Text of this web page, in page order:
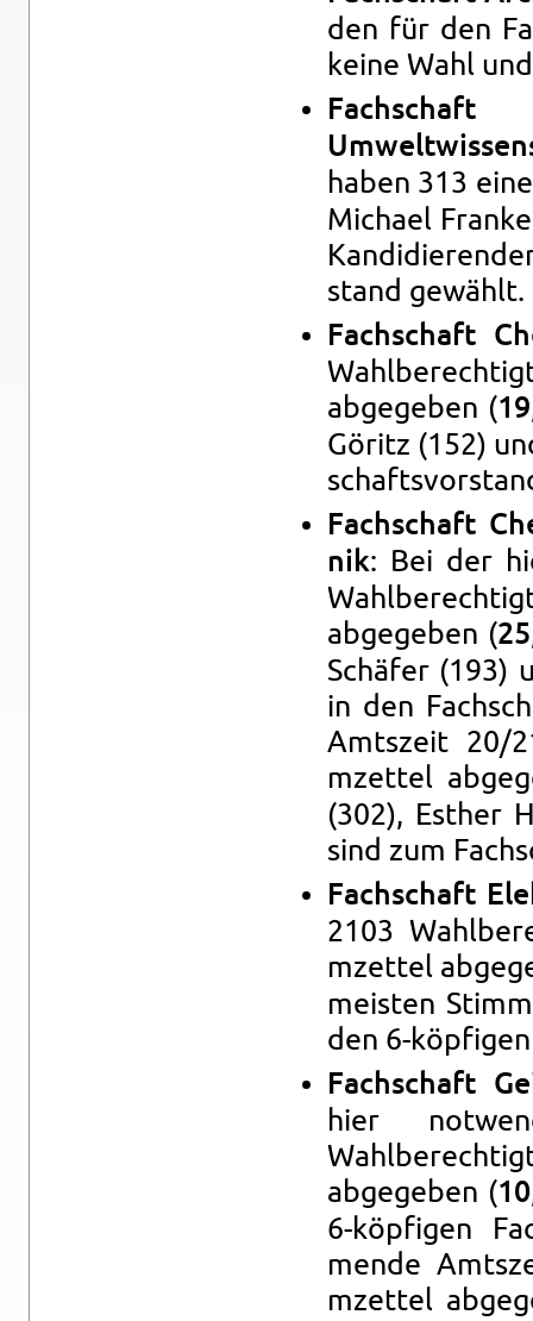
den für den
keine Wahl
haben 313
Michael
stand gewählt.
Fach­schaft
abgegeben (
Göritz (152)
Fach­schaft
nik: Bei der
abgegeben (
Schäfer (193)
in den
Amt­szeit 20/
mzettel
(302), Es­ther
sind zum
Fach­schaft
2103
mzettel
meis­ten
den 6-
Fach­schaft
hier
abgegeben (
6-köpfi­gen
mende
mzettel